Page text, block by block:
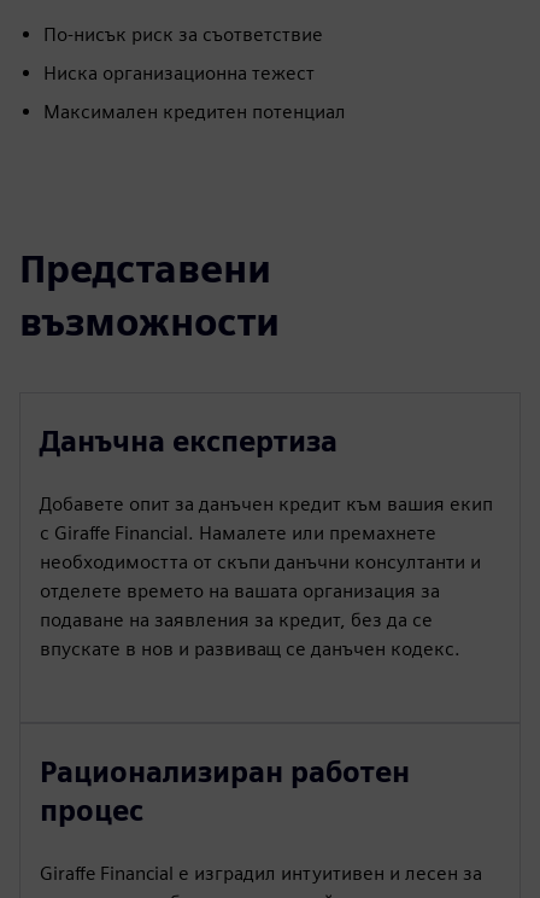
По-нисък риск за съответствие
Ниска организационна тежест
Максимален кредитен потенциал
Представени
възможности
Данъчна експертиза
Добавете опит за данъчен кредит към вашия екип
с Giraffe Financial. Намалете или премахнете
необходимостта от скъпи данъчни консултанти и
отделете времето на вашата организация за
подаване на заявления за кредит, без да се
впускате в нов и развиващ се данъчен кодекс.
Рационализиран работен
процес
Giraffe Financial е изградил интуитивен и лесен за